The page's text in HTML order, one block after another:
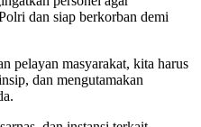
dan siap berkorban demi
pelayan masyarakat, kita harus
dan mengutamakan